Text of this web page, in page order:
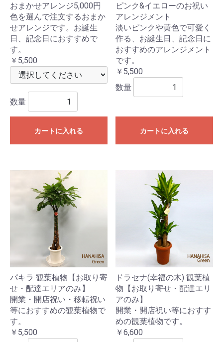
おまかせアレンジ5,000円
色を選んで注文するおまか
せアレンジです。お誕生
日、記念日におすすめで
す。
￥5,500
数量
カートに入れる
ピンク&イエローのお祝い
アレンジメント
淡いピンクや黄色で可愛く
作る、お誕生日、記念日に
おすすめのアレンジメント
です。
￥5,500
数量
カートに入れる
パキラ 観葉植物【お取り寄
せ・配達エリアのみ】
開業・開店祝い・移転祝い
等におすすめの観葉植物で
す。
￥5,500
ドラセナ(幸福の木) 観葉植
物【お取り寄せ・配達エリ
アのみ】
開業・開店祝い等におすす
めの観葉植物です。
￥6,600